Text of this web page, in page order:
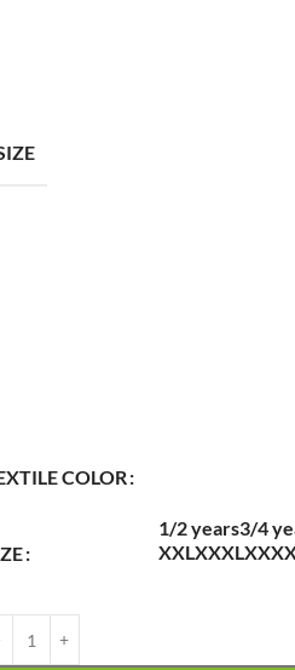
COLOR
1/2 years3/4
XXLXXXL